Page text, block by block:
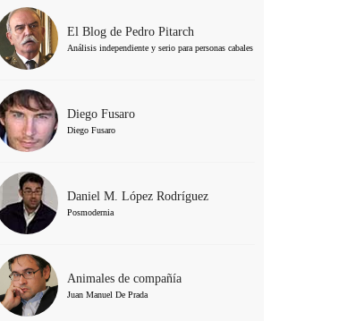
El Blog de Pedro Pitarch
Análisis independiente y serio para personas cabales
Diego Fusaro
Diego Fusaro
Daniel M. López Rodríguez
Posmodernia
Animales de compañía
Juan Manuel De Prada